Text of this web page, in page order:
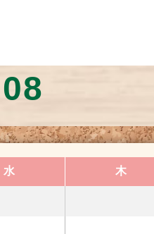
08
水 木